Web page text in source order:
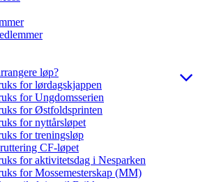
løp?
for lørdagskjappen
for Ungdomsserien
for Østfoldsprinten
for nyttårsløpet
for treningsløp
CF-løpet
for aktivitetsdag i Nesparken
for Mossemesterskap (MM)